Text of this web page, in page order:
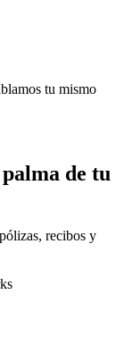
tu mismo
de tu
recibos y